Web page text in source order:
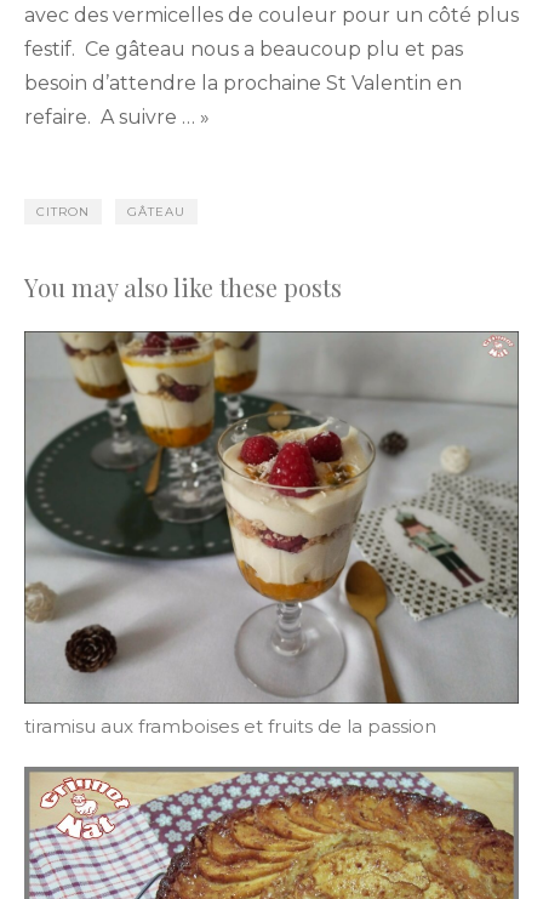
avec des vermicelles de couleur pour un côté plus
festif. Ce gâteau nous a beaucoup plu et pas
besoin d’attendre la prochaine St Valentin en
refaire. A suivre … »
CITRON GÂTEAU
You may also like these posts
tiramisu aux framboises et fruits de la passion